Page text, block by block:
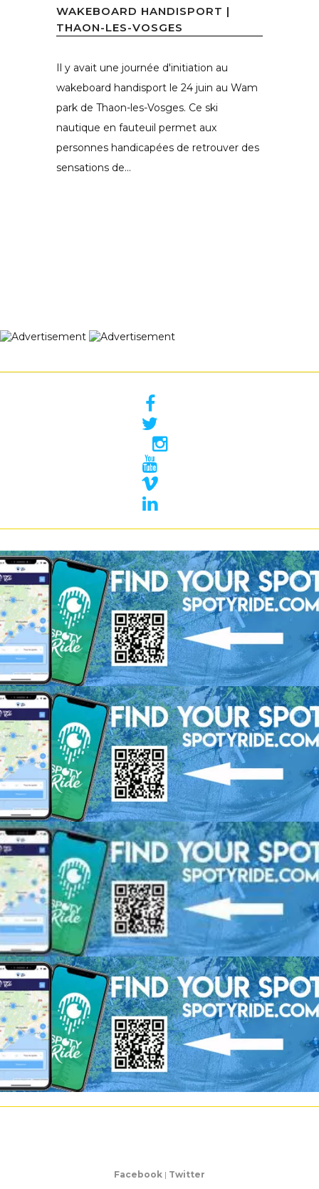
WAKEBOARD HANDISPORT |
THAON-LES-VOSGES
Il y avait une journée d'initiation au
wakeboard handisport le 24 juin au Wam
park de Thaon-les-Vosges. Ce ski
nautique en fauteuil permet aux
personnes handicapées de retrouver des
sensations de...
Facebook | Twitter